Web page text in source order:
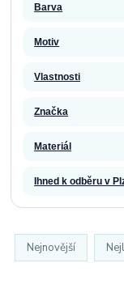
Barva
Motiv
Vlastnosti
Značka
Materiál
Ihned k odběru v
Nejnovější